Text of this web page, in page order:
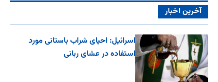
آخرین اخبار
اسرائیل: احیای شراب باستانی مورد
استفاده در عشای ربانی